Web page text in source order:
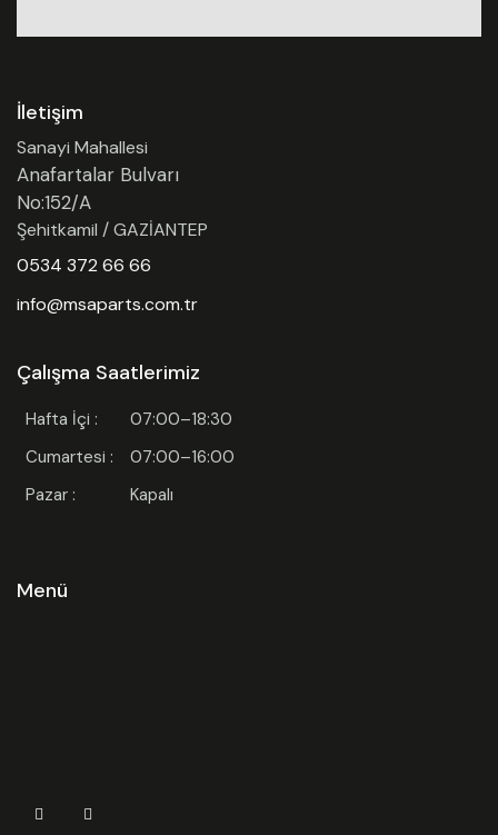
İletişim
Sanayi Mahallesi
Anafartalar Bulvarı
No:152/A
Şehitkamil / GAZİANTEP
0534 372 66 66
info@msaparts.com.tr
Çalışma Saatlerimiz
Hafta İçi :
07:00–18:30
Cumartesi :
07:00–16:00
Pazar :
Kapalı
Menü